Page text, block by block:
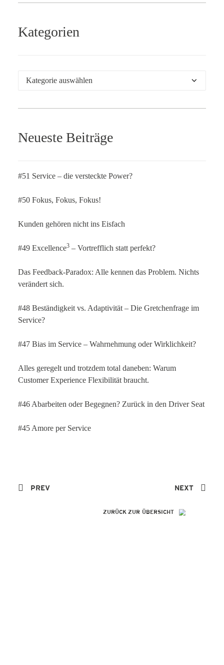
Kategorien
Kategorien
Neueste Beiträge
#51 Service – die versteckte Power?
#50 Fokus, Fokus, Fokus!
Kunden gehören nicht ins Eisfach
#49 Excellence3 – Vortrefflich statt perfekt?
Das Feedback-Paradox: Alle kennen das Problem. Nichts
verändert sich.
#48 Beständigkeit vs. Adaptivität – Die Gretchenfrage im
Service?
#47 Bias im Service – Wahrnehmung oder Wirklichkeit?
Alles geregelt und trotzdem total daneben: Warum
Customer Experience Flexibilität braucht.
#46 Abarbeiten oder Begegnen? Zurück in den Driver Seat
#45 Amore per Service
PREV NEXT
ZURÜCK ZUR ÜBERSICHT